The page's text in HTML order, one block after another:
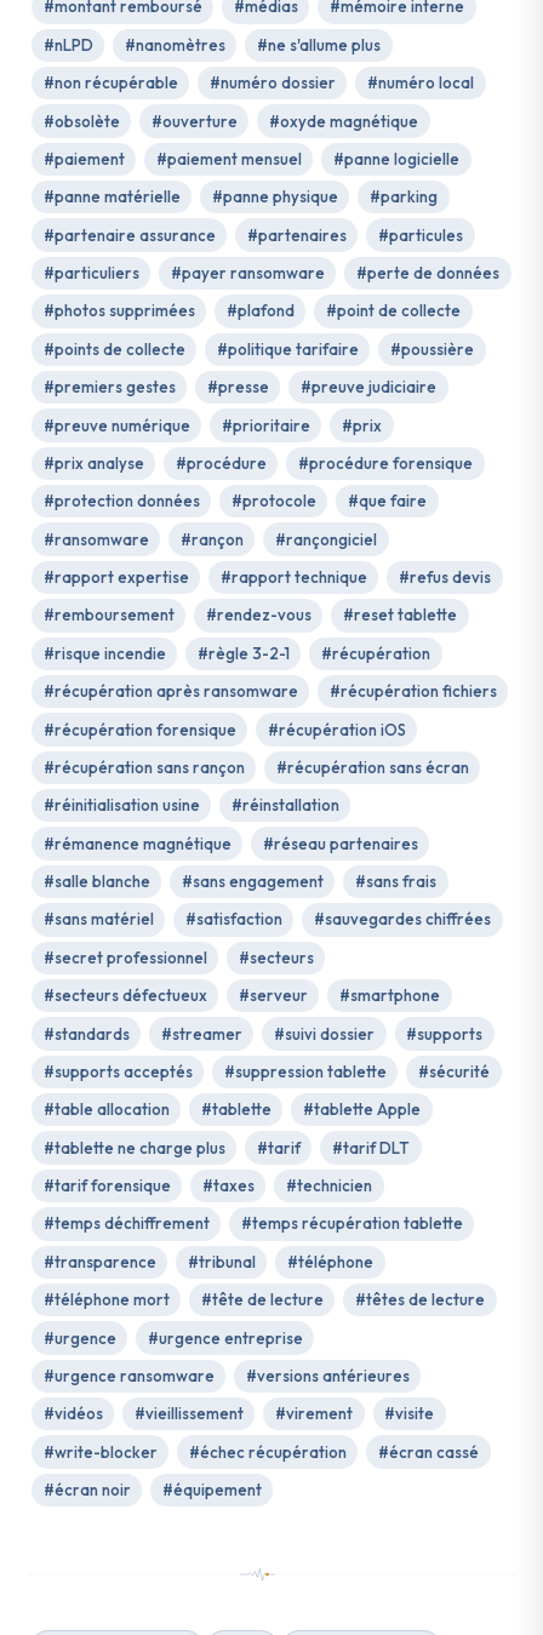
#montant remboursé #médias
#mémoire interne
#nLPD
#nanomètres
#ne s'allume plus
#non récupérable
#numéro dossier
#numéro local
#obsolète
#ouverture
#oxyde magnétique
#paiement
#paiement mensuel
#panne logicielle
#panne matérielle
#panne physique
#parking
#partenaire assurance
#partenaires
#particules
#particuliers
#payer ransomware
#perte de données
#photos supprimées
#plafond
#point de collecte
#points de collecte
#politique tarifaire
#poussière
#premiers gestes
#presse
#preuve judiciaire
#preuve numérique
#prioritaire
#prix
#prix analyse
#procédure
#procédure forensique
#protection données
#protocole
#que faire
#ransomware
#rançon
#rançongiciel
#rapport expertise
#rapport technique
#refus devis
#remboursement
#rendez-vous
#reset tablette
#risque incendie
#règle 3-2-1
#récupération
#récupération après ransomware
#récupération fichiers
#récupération forensique
#récupération iOS
#récupération sans rançon
#récupération sans écran
#réinitialisation usine
#réinstallation
#rémanence magnétique
#réseau partenaires
#salle blanche
#sans engagement
#sans frais
#sans matériel
#satisfaction
#sauvegardes chiffrées
#secret professionnel
#secteurs
#secteurs défectueux
#serveur
#smartphone
#standards
#streamer #suivi dossier
#supports
#supports acceptés
#suppression tablette
#sécurité
#table allocation
#tablette
#tablette Apple
#tablette ne charge plus
#tarif
#tarif DLT
#tarif forensique
#taxes
#technicien
#temps déchiffrement
#temps récupération tablette
#transparence
#tribunal
#téléphone
#téléphone mort
#tête de lecture
#têtes de lecture
#urgence
#urgence entreprise
#urgence ransomware
#versions antérieures
#vidéos
#vieillissement #virement
#visite
#write-blocker
#échec récupération
#écran cassé
#écran noir
#équipement